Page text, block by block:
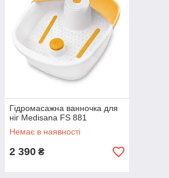
Гідромасажна ванночка для
ніг Medisana FS 881
Немає в наявності
2 390 ₴